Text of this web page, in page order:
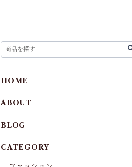
HOME
ABOUT
BLOG
CATEGORY